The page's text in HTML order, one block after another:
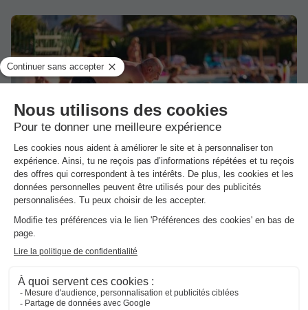
Voir les logements
1/4
Le coeur du village est l'immense piscine turquoise entouré de
parasols et de transats. C'est un lieu pour s'amuser au rythme de
la musique en participant à des activités nautiques qui rendront
vos vacances encore plus dynamiques. Plus de 500 heures
d'activités vous tiendront compagnie dans l'eau et au bord de la
varient de la danse, l'aquagym, les jeux d'eau et la relaxation
musculaire.